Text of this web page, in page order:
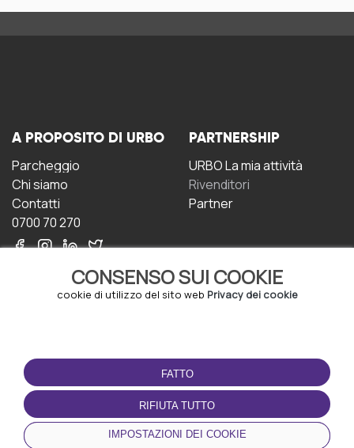
CONSENSO SUI COOKIE
cookie di utilizzo del sito web Privacy dei cookie
FATTO
RIFIUTA TUTTO
IMPOSTAZIONI DEI COOKIE
A PROPOSITO DI URBO
Parcheggio
Chi siamo
Contatti
0700 70 270
PARTNERSHIP
URBO La mia attività
Rivenditori
Partner
CONDIZIONI D'USO
Termini e Condizioni
Politica sulla riservatezza
Gestione dei Cookie
SCARICA L'APP